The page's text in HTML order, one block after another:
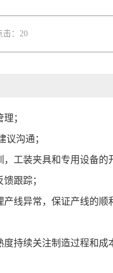
击：20
；
沟通；
工装夹具和专用设备的
跟踪；
线异常，保证产线的顺
持续关注制造过程和成